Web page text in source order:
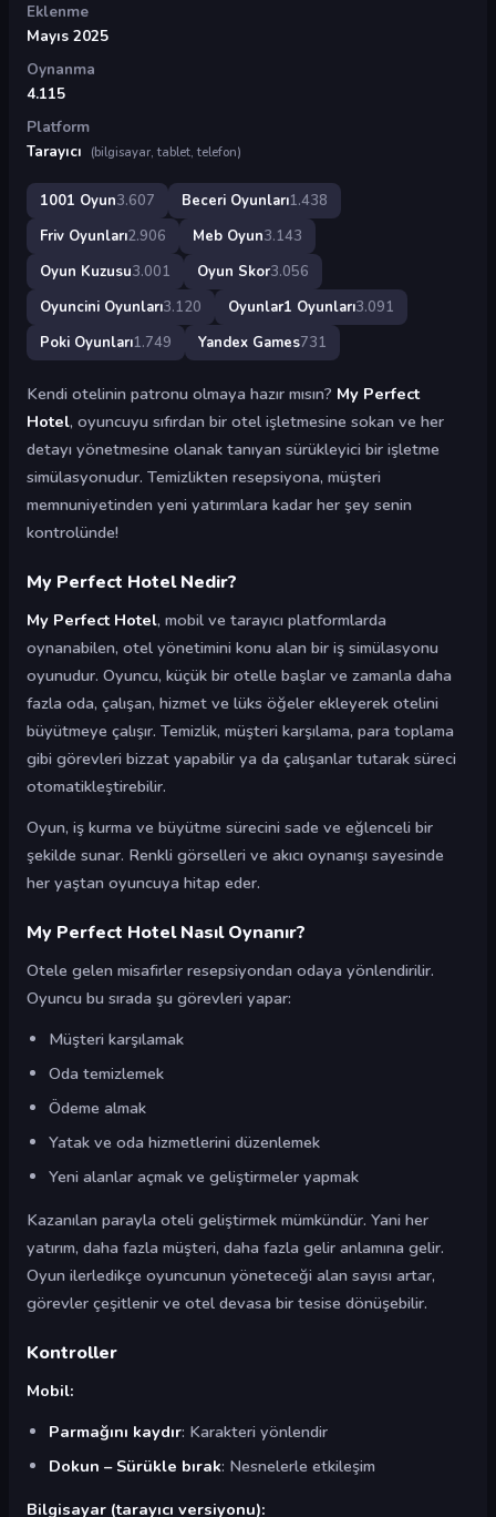
Eklenme
Mayıs 2025
Oynanma
4.115
Platform
Tarayıcı
(bilgisayar, tablet, telefon)
1001 Oyun3.607 Beceri Oyunları1.438
Friv Oyunları2.906 Meb Oyun3.143
Oyun Kuzusu3.001 Oyun Skor3.056
Oyuncini Oyunları3.120 Oyunlar1 Oyunları3.091
Poki Oyunları1.749 Yandex Games731
Kendi otelinin patronu olmaya hazır mısın? My Perfect
Hotel, oyuncuyu sıfırdan bir otel işletmesine sokan ve her
detayı yönetmesine olanak tanıyan sürükleyici bir işletme
simülasyonudur. Temizlikten resepsiyona, müşteri
memnuniyetinden yeni yatırımlara kadar her şey senin
kontrolünde!
My Perfect Hotel Nedir?
My Perfect Hotel, mobil ve tarayıcı platformlarda
oynanabilen, otel yönetimini konu alan bir iş simülasyonu
oyunudur. Oyuncu, küçük bir otelle başlar ve zamanla daha
fazla oda, çalışan, hizmet ve lüks öğeler ekleyerek otelini
büyütmeye çalışır. Temizlik, müşteri karşılama, para toplama
gibi görevleri bizzat yapabilir ya da çalışanlar tutarak süreci
otomatikleştirebilir.
Oyun, iş kurma ve büyütme sürecini sade ve eğlenceli bir
şekilde sunar. Renkli görselleri ve akıcı oynanışı sayesinde
her yaştan oyuncuya hitap eder.
My Perfect Hotel Nasıl Oynanır?
Otele gelen misafirler resepsiyondan odaya yönlendirilir.
Oyuncu bu sırada şu görevleri yapar:
Müşteri karşılamak
Oda temizlemek
Ödeme almak
Yatak ve oda hizmetlerini düzenlemek
Yeni alanlar açmak ve geliştirmeler yapmak
Kazanılan parayla oteli geliştirmek mümkündür. Yani her
yatırım, daha fazla müşteri, daha fazla gelir anlamına gelir.
Oyun ilerledikçe oyuncunun yöneteceği alan sayısı artar,
görevler çeşitlenir ve otel devasa bir tesise dönüşebilir.
Kontroller
Mobil:
Parmağını kaydır: Karakteri yönlendir
Dokun – Sürükle bırak: Nesnelerle etkileşim
Bilgisayar (tarayıcı versiyonu):